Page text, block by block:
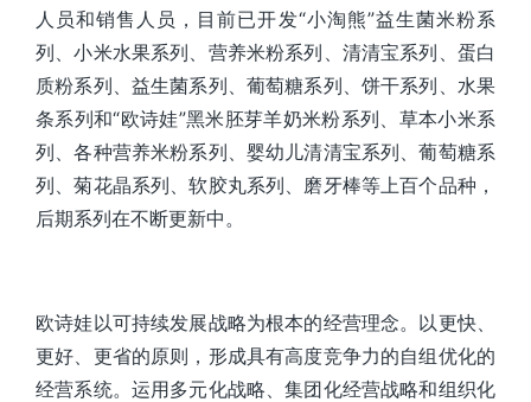
人员和销售人员，目前已开发“小淘熊”益生菌米粉系
列、小米水果系列、营养米粉系列、清清宝系列、蛋白
质粉系列、益生菌系列、葡萄糖系列、饼干系列、水果
条系列和“欧诗娃”黑米胚芽羊奶米粉系列、草本小米系
列、各种营养米粉系列、婴幼儿清清宝系列、葡萄糖系
列、菊花晶系列、软胶丸系列、磨牙棒等上百个品种，
后期系列在不断更新中。
欧诗娃以可持续发展战略为根本的经营理念。以更快、
更好、更省的原则，形成具有高度竞争力的自组优化的
经营系统。运用多元化战略、集团化经营战略和组织化